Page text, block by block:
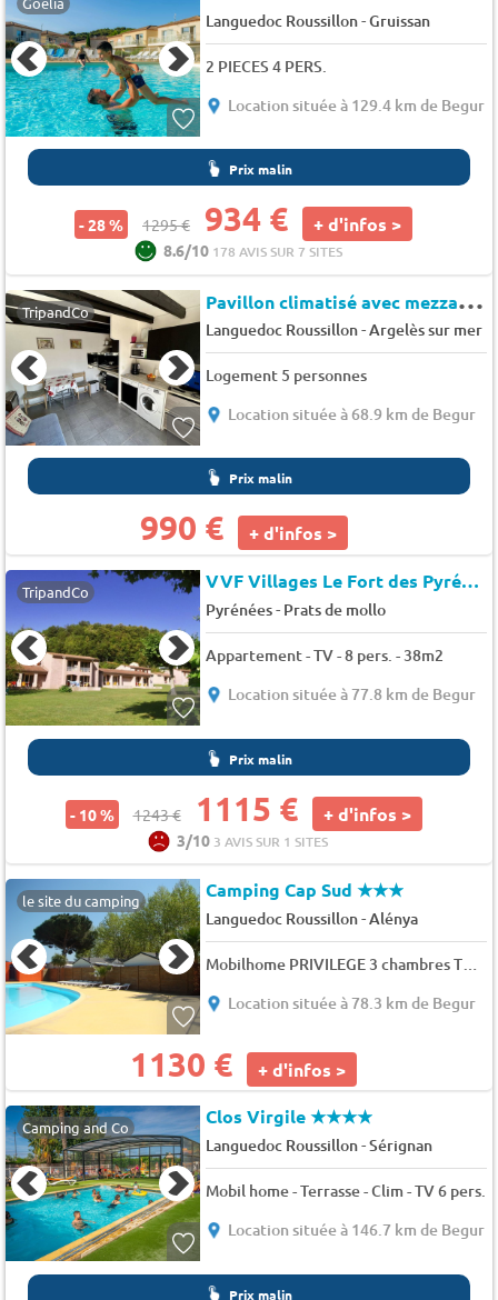
Languedoc Roussillon-Gruissan
2 PIECES 4 PERS.
Location située à 129.4 km de Begur
Prix malin
- 28 % 1295 € 934 € + d'infos >
8.6/10 178 AVIS SUR 7 SITES
TripandCo P
avillon climatisé avec mezzanine et grande terrasse ensoleillée - Les lavandines
Languedoc Roussillon-Argelès sur mer
Logement 5 personnes
Location située à 68.9 km de Begur
Prix malin
990 € + d'infos >
TripandCo VVF Villages Le Fort des Pyrénées
Pyrénées- Prats de mollo
Appartement - TV - 8 pers. - 38m2
Location située à 77.8 km de Begur
Prix malin
- 10 % 1243 € 1115 € + d'infos >
3/10 3 AVIS SUR 1 SITES
le site du camping Camping Cap Sud★★★
Languedoc Roussillon-Alénya
Mobilhome PRIVILEGE 3 chambres TV - CLIM 8 pers.
Location située à 78.3 km de Begur
1130 € + d'infos >
Camping and Co Clos Virgile★★★★
Languedoc Roussillon-Sérignan
Mobil home - Terrasse - Clim - TV 6 pers.
Location située à 146.7 km de Begur
Prix malin